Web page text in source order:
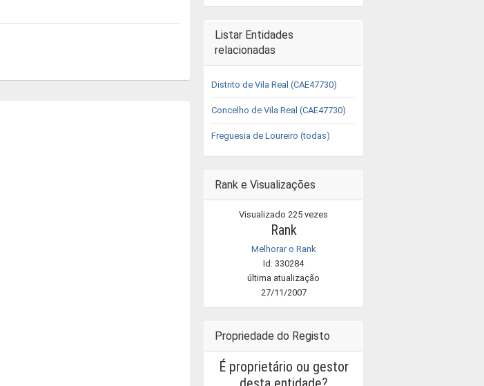
Listar Entidades
relacionadas
Distrito de Vila Real (CAE47730)
Concelho de Vila Real (CAE47730)
Freguesia de Loureiro (todas)
Rank e Visualizações
Visualizado 225 vezes
Rank
Melhorar o Rank
Id: 330284
última atualização
27/11/2007
Propriedade do Registo
É proprietário ou gestor